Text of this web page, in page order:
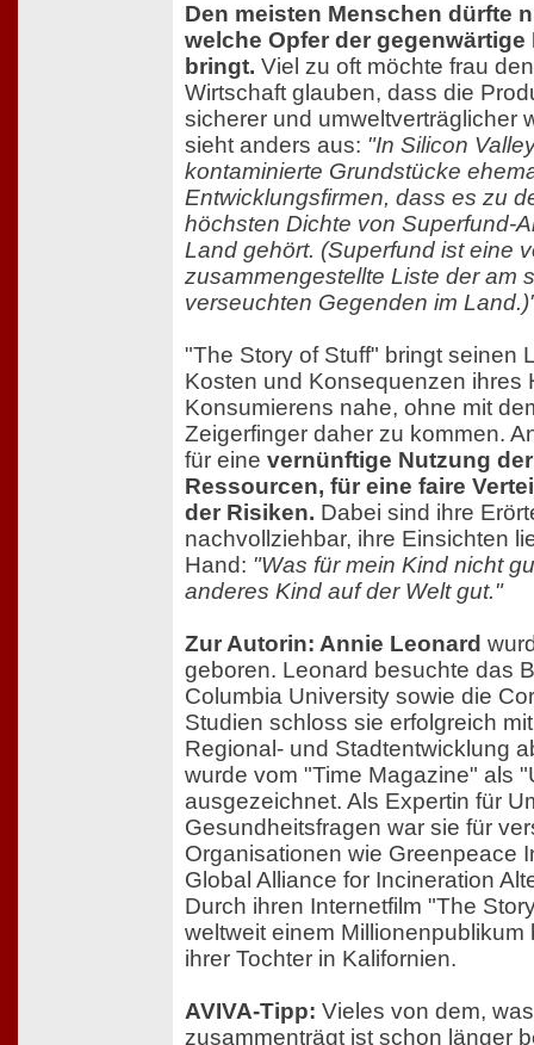
Den meisten Menschen dürfte
welche Opfer der
bringt. Viel zu oft möchte frau
Wirtschaft glauben, dass die
sicherer und umweltverträglicher
sieht anders aus: "In Silicon
kontaminierte Grundstücke
Entwicklungsfirmen, dass es zu
höchsten Dichte von Superfund-
Land gehört. (Superfund ist eine
zusammengestellte Liste der am
verseuchten Gegenden im
"The Story of Stuff" bringt seinen
Kosten und Konsequenzen ihres
Konsumierens nahe, ohne mit
Zeigerfinger daher zu kommen.
für eine vernünftige Nutzung
Ressourcen, für eine faire
der Risiken. Dabei sind ihre
nachvollziehbar, ihre Einsichten
Hand: "Was für mein Kind nicht
anderes Kind auf der Welt gut."
Zur Autorin: Annie Leonard
geboren. Leonard besuchte das
Columbia University sowie die
Studien schloss sie erfolgreich
Regional- und Stadtentwicklung
wurde vom "Time Magazine" als
ausgezeichnet. Als Expertin für
Gesundheitsfragen war sie für
Organisationen wie Greenpeace
Global Alliance for Incineration
Durch ihren Internetfilm "The
weltweit einem Millionenpublikum
ihrer Tochter in Kalifornien.
AVIVA-Tipp: Vieles von dem,
zusammenträgt ist schon länger